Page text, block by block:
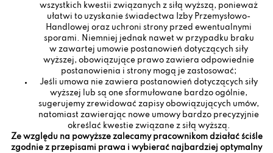
wszystkich kwestii związanych z siłą wyższą, ponieważ
ułatwi to uzyskanie świadectwa Izby Przemysłowo-
Handlowej oraz uchroni strony przed ewentualnymi
sporami. Niemniej jednak nawet w przypadku braku
w zawartej umowie postanowień dotyczących siły
wyższej, obowiązujące prawo zawiera odpowiednie
postanowienia i strony mogą je zastosować;
Jeśli umowa nie zawiera postanowień dotyczących siły
wyższej lub są one sformułowane bardzo ogólnie,
sugerujemy zrewidować zapisy obowiązujących umów,
natomiast zawierając nowe umowy bardzo precyzyjnie
określać kwestie związane z siłą wyższą.
Ze względu na powyższe zalecamy pracownikom działać ściśle
zgodnie z przepisami prawa i wybierać najbardziej optymalny